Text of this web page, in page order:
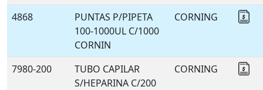
4868
PUNTAS P/PIPETA
100-1000UL C/1000
CORNIN
CORNING
7980-200
TUBO CAPILAR
S/HEPARINA C/200
CORNING